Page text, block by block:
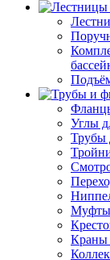
Углы
Трубы
Муфты
Краны